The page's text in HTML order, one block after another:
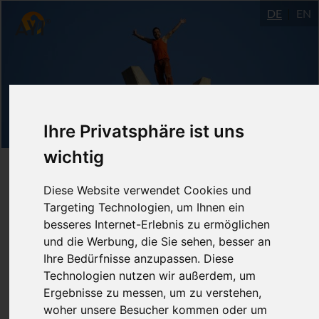
Ihre Privatsphäre ist uns
wichtig
Diese Website verwendet Cookies und
Targeting Technologien, um Ihnen ein
besseres Internet-Erlebnis zu ermöglichen
und die Werbung, die Sie sehen, besser an
Ihre Bedürfnisse anzupassen. Diese
Technologien nutzen wir außerdem, um
Ergebnisse zu messen, um zu verstehen,
woher unsere Besucher kommen oder um
DE EN
Der achtgliedrige Pfad des
Yoga
31.7.-28.8.2018
Markus Olbrich
Alexandra Klimke